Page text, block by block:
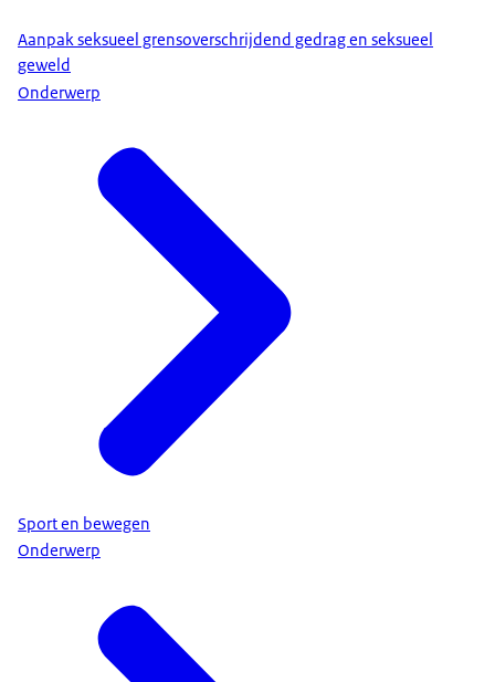
Aanpak seksueel grensoverschrijdend gedrag en seksueel
geweld
Onderwerp
Sport en bewegen
Onderwerp